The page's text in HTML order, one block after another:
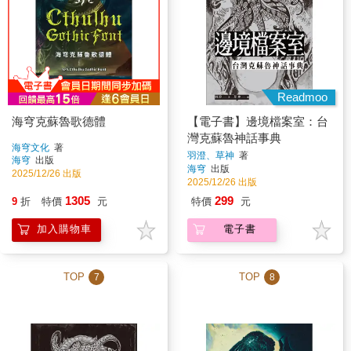
海穹克蘇魯歌德體
海穹文化 著
海穹 出版
2025/12/26 出版
9 折 特價 1305 元
加入購物車
Readmoo
【電子書】邊境檔案室：台
灣克蘇魯神話事典
羽澄、草神 著
海穹 出版
2025/12/26 出版
特價 299 元
電子書
TOP 7 TOP 8